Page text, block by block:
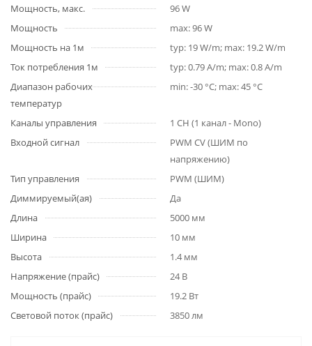
Мощность, макс.
96 W
Мощность
max: 96 W
Мощность на 1м
typ: 19 W/m; max: 19.2 W/m
Ток потребления 1м
typ: 0.79 A/m; max: 0.8 A/m
Диапазон рабочих
температур
min: -30 °C; max: 45 °C
Каналы управления
1 CH (1 канал - Mono)
Входной сигнал
PWM СV (ШИМ по
напряжению)
Тип управления
PWM (ШИМ)
Диммируемый(ая)
Да
Длина
5000 мм
Ширина
10 мм
Высота
1.4 мм
Напряжение (прайс)
24 В
Мощность (прайс)
19.2 Вт
Световой поток (прайс)
3850 лм